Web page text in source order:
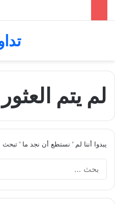
لم يتم
يبدوا أننا لم ’ نستطع أن نجد ما ’